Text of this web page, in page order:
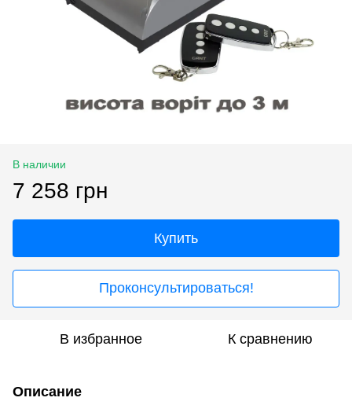
В наличии
7 258 грн
Купить
Проконсультироваться!
В избранное К сравнению
Описание